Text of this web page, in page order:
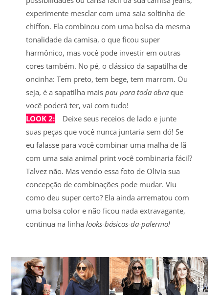
experimente mesclar com uma saia soltinha de
chiffon. Ela combinou com uma bolsa da mesma
tonalidade da camisa, o que ficou super
harmônico, mas você pode investir em outras
cores também. No pé, o clássico da sapatilha de
oncinha: Tem preto, tem bege, tem marrom. Ou
seja, é a sapatilha maispau para toda obraque
você poderá ter, vai com tudo!
LOOK 2:
Deixe seus receios de lado e junte
suas peças que você nunca juntaria sem dó! Se
eu falasse para você combinar uma malha de lã
com uma saia animal print você combinaria fácil?
Talvez não. Mas vendo essa foto de Olivia sua
concepção de combinações pode mudar. Viu
como deu super certo? Ela ainda arrematou com
uma bolsa color e não ficou nada extravagante,
continua na linha looks-básicos-da-palermo!